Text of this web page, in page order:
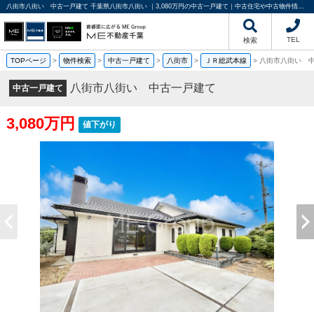
八街市八街い 中古一戸建て 千葉県八街市八街い ｜3,080万円の中古一戸建て｜中古住宅や中古物件情報｜ME不動産千葉
検索 TEL
TOPページ > 物件検索 > 中古一戸建て > 八街市 > ＪＲ総武本線 > 八街市八街い
中古一戸建て 八街市八街い 中古一戸建て
3,080万円 値下がり